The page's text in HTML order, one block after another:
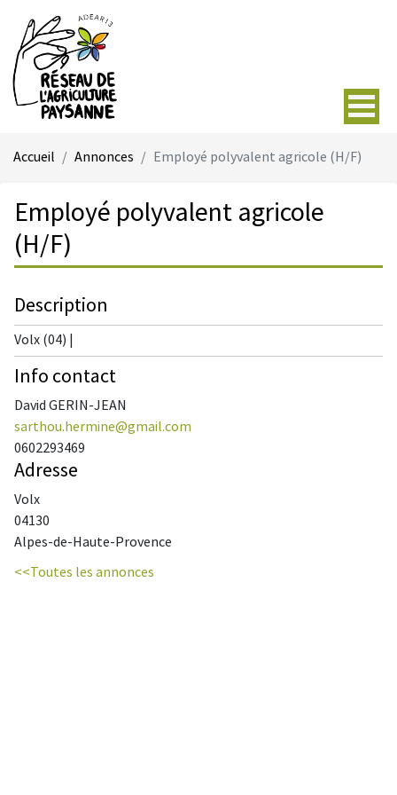
Accueil Annonces Employé polyvalent agricole (H/F)
Employé polyvalent agricole
(H/F)
Description
Volx (04) |
Info contact
David GERIN-JEAN
sarthou.hermine@gmail.com
0602293469
Adresse
Volx
04130
Alpes-de-Haute-Provence
<<Toutes les annonces